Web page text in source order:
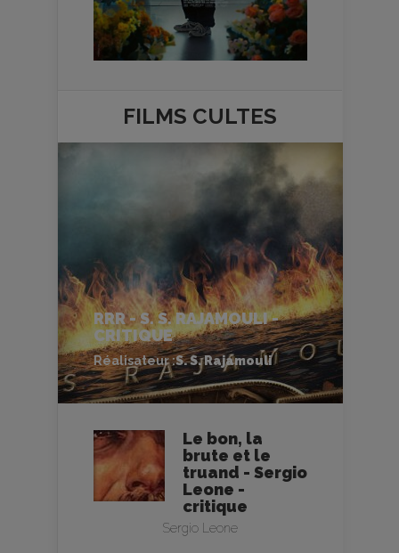
FILMS CULTES
RRR - S. S. RAJAMOULI -
CRITIQUE
Réalisateur :S. S. Rajamouli
Le bon, la
brute et le
truand - Sergio
Leone -
critique
Sergio Leone